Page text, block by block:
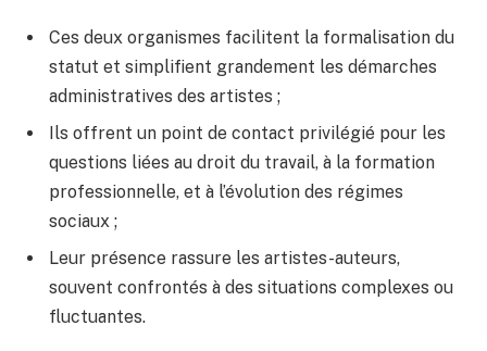
Ces deux organismes facilitent la formalisation du
statut et simplifient grandement les démarches
administratives des artistes ;
Ils offrent un point de contact privilégié pour les
questions liées au droit du travail, à la formation
professionnelle, et à l’évolution des régimes
sociaux ;
Leur présence rassure les artistes-auteurs,
souvent confrontés à des situations complexes ou
fluctuantes.